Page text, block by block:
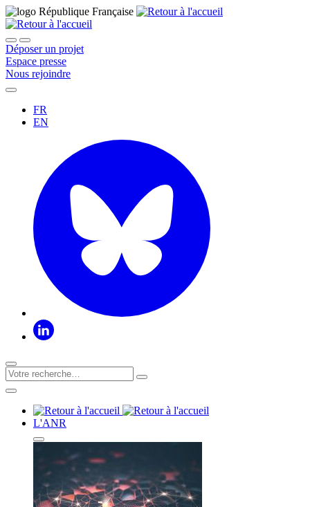
Déposer un projet
Espace presse
Nous rejoindre
FR
EN
L'ANR